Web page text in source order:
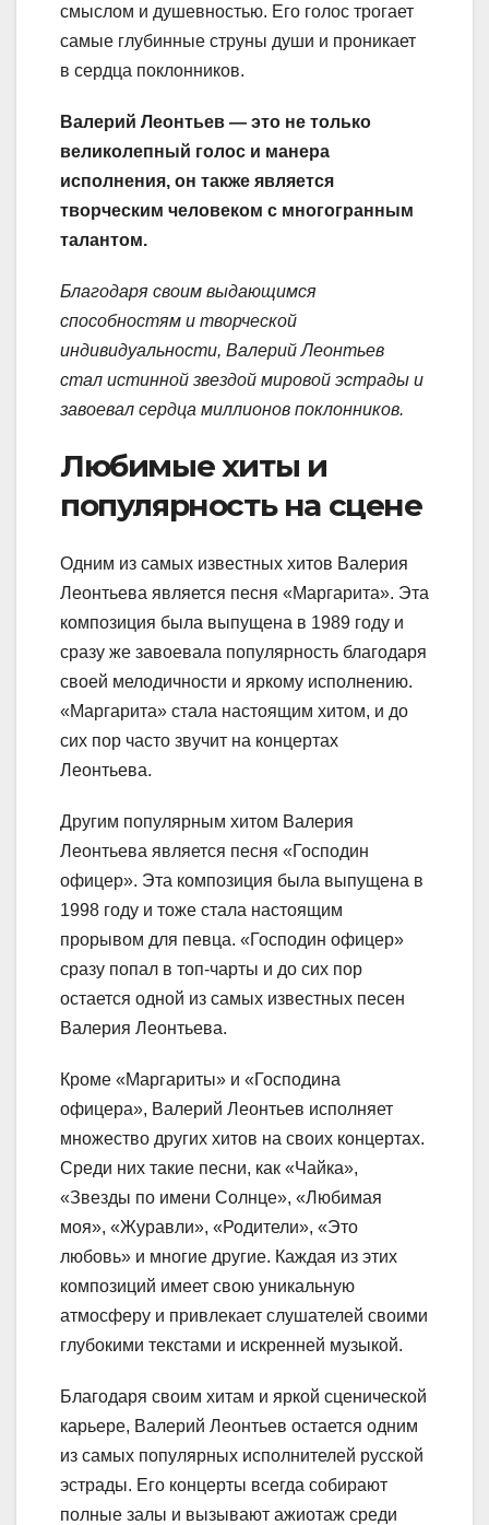
смыслом и душевностью. Его голос трогает
самые глубинные струны души и проникает
в сердца поклонников.
Валерий Леонтьев — это не только
великолепный голос и манера
исполнения, он также является
творческим человеком с многогранным
талантом.
Благодаря своим выдающимся
способностям и творческой
индивидуальности, Валерий Леонтьев
стал истинной звездой мировой эстрады и
завоевал сердца миллионов поклонников.
Любимые хиты и
популярность на сцене
Одним из самых известных хитов Валерия
Леонтьева является песня «Маргарита». Эта
композиция была выпущена в 1989 году и
сразу же завоевала популярность благодаря
своей мелодичности и яркому исполнению.
«Маргарита» стала настоящим хитом, и до
сих пор часто звучит на концертах
Леонтьева.
Другим популярным хитом Валерия
Леонтьева является песня «Господин
офицер». Эта композиция была выпущена в
1998 году и тоже стала настоящим
прорывом для певца. «Господин офицер»
сразу попал в топ-чарты и до сих пор
остается одной из самых известных песен
Валерия Леонтьева.
Кроме «Маргариты» и «Господина
офицера», Валерий Леонтьев исполняет
множество других хитов на своих концертах.
Среди них такие песни, как «Чайка»,
«Звезды по имени Солнце», «Любимая
моя», «Журавли», «Родители», «Это
любовь» и многие другие. Каждая из этих
композиций имеет свою уникальную
атмосферу и привлекает слушателей своими
глубокими текстами и искренней музыкой.
Благодаря своим хитам и яркой сценической
карьере, Валерий Леонтьев остается одним
из самых популярных исполнителей русской
эстрады. Его концерты всегда собирают
полные залы и вызывают ажиотаж среди